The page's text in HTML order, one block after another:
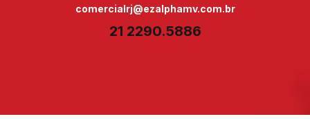
comercialrj@ezalphamv.com.br
21 2290.5886